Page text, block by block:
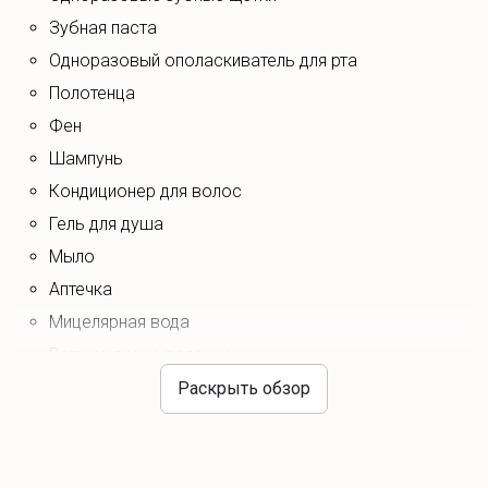
Размещение с питомцем разрешено
на хозяина питомца.
зубная паста
одноразовый ополаскиватель для рта
полотенца
фен
шампунь
кондиционер для волос
гель для душа
мыло
аптечка
мицелярная вода
Раскрыть обзор